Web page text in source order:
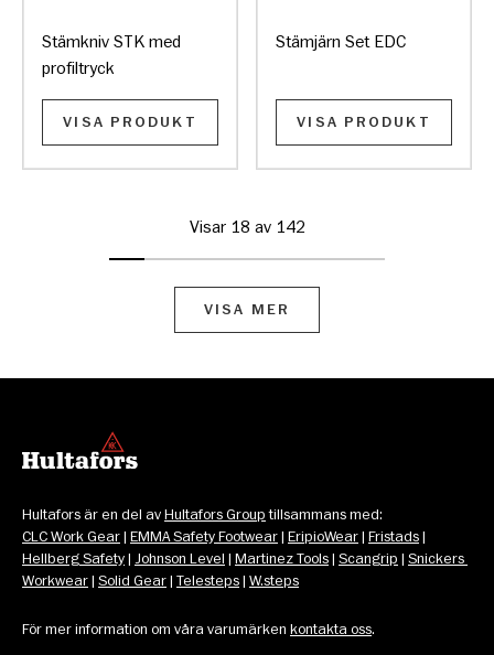
Stämkniv STK med
profiltryck
VISA PRODUKT
Stämjärn Set EDC
VISA PRODUKT
Visar 18 av 142
VISA MER
Hultafors är en del av Hultafors Group tillsammans med:
CLC Work Gear | EMMA Safety Footwear | EripioWear | Fristads
Hellberg Safety | Johnson Level | Martinez Tools | Scangrip | Snickers
Workwear | Solid Gear | Telesteps | W.steps
För mer information om våra varumärken kontakta oss.